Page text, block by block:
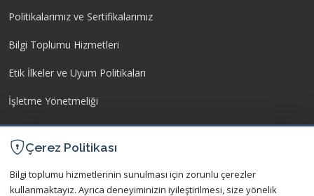
Politikalarımız ve Sertifikalarımız
Bilgi Toplumu Hizmetleri
Etik İlkeler ve Uyum Politikaları
İşletme Yönetmeliği
Kişisel Verilerin Korunması
İletişim
Çerez Politikası
Bilgi toplumu hizmetlerinin sunulması için zorunlu çerezler
kullanmaktayız. Ayrıca deneyiminizin iyileştirilmesi, size yönelik